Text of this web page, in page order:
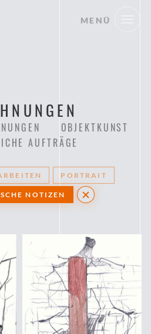
MENÜ
OBJEKTKUNST
AUFTRÄGE
PORTRAIT
NOTIZEN